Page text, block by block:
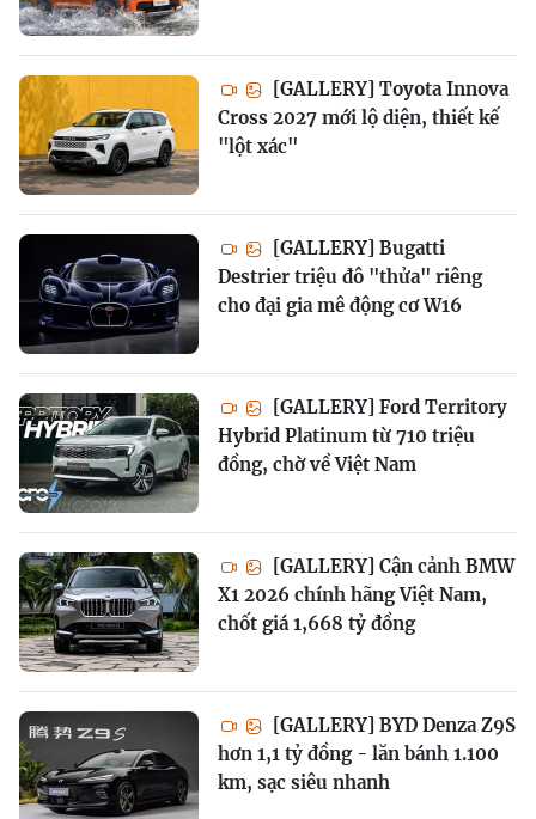
[GALLERY] Toyota Innova
Cross 2027 mới lộ diện, thiết kế
"lột xác"
[GALLERY] Bugatti
Destrier triệu đô "thửa" riêng
cho đại gia mê động cơ W16
[GALLERY] Ford Territory
Hybrid Platinum từ 710 triệu
đồng, chờ về Việt Nam
[GALLERY] Cận cảnh BMW
X1 2026 chính hãng Việt Nam,
chốt giá 1,668 tỷ đồng
[GALLERY] BYD Denza Z9S
hơn 1,1 tỷ đồng - lăn bánh 1.100
km, sạc siêu nhanh